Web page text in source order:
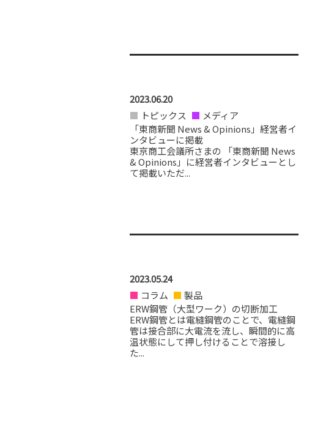
2023.06.20
トピックス
メディア
「東商新聞 News & Opinions」経営者イ
ンタビューに掲載
東京商工会議所さまの 「東商新聞 News
& Opinions」に経営者インタビューとし
て掲載いただ...
2023.05.24
コラム
製品
ERW鋼管（大型ワーク）の切断加工
ERW鋼管とは電縫鋼管のことで、電縫鋼
管は接合部に大電流を流し、瞬間的に高
温状態にして押し付けることで溶接し
た...